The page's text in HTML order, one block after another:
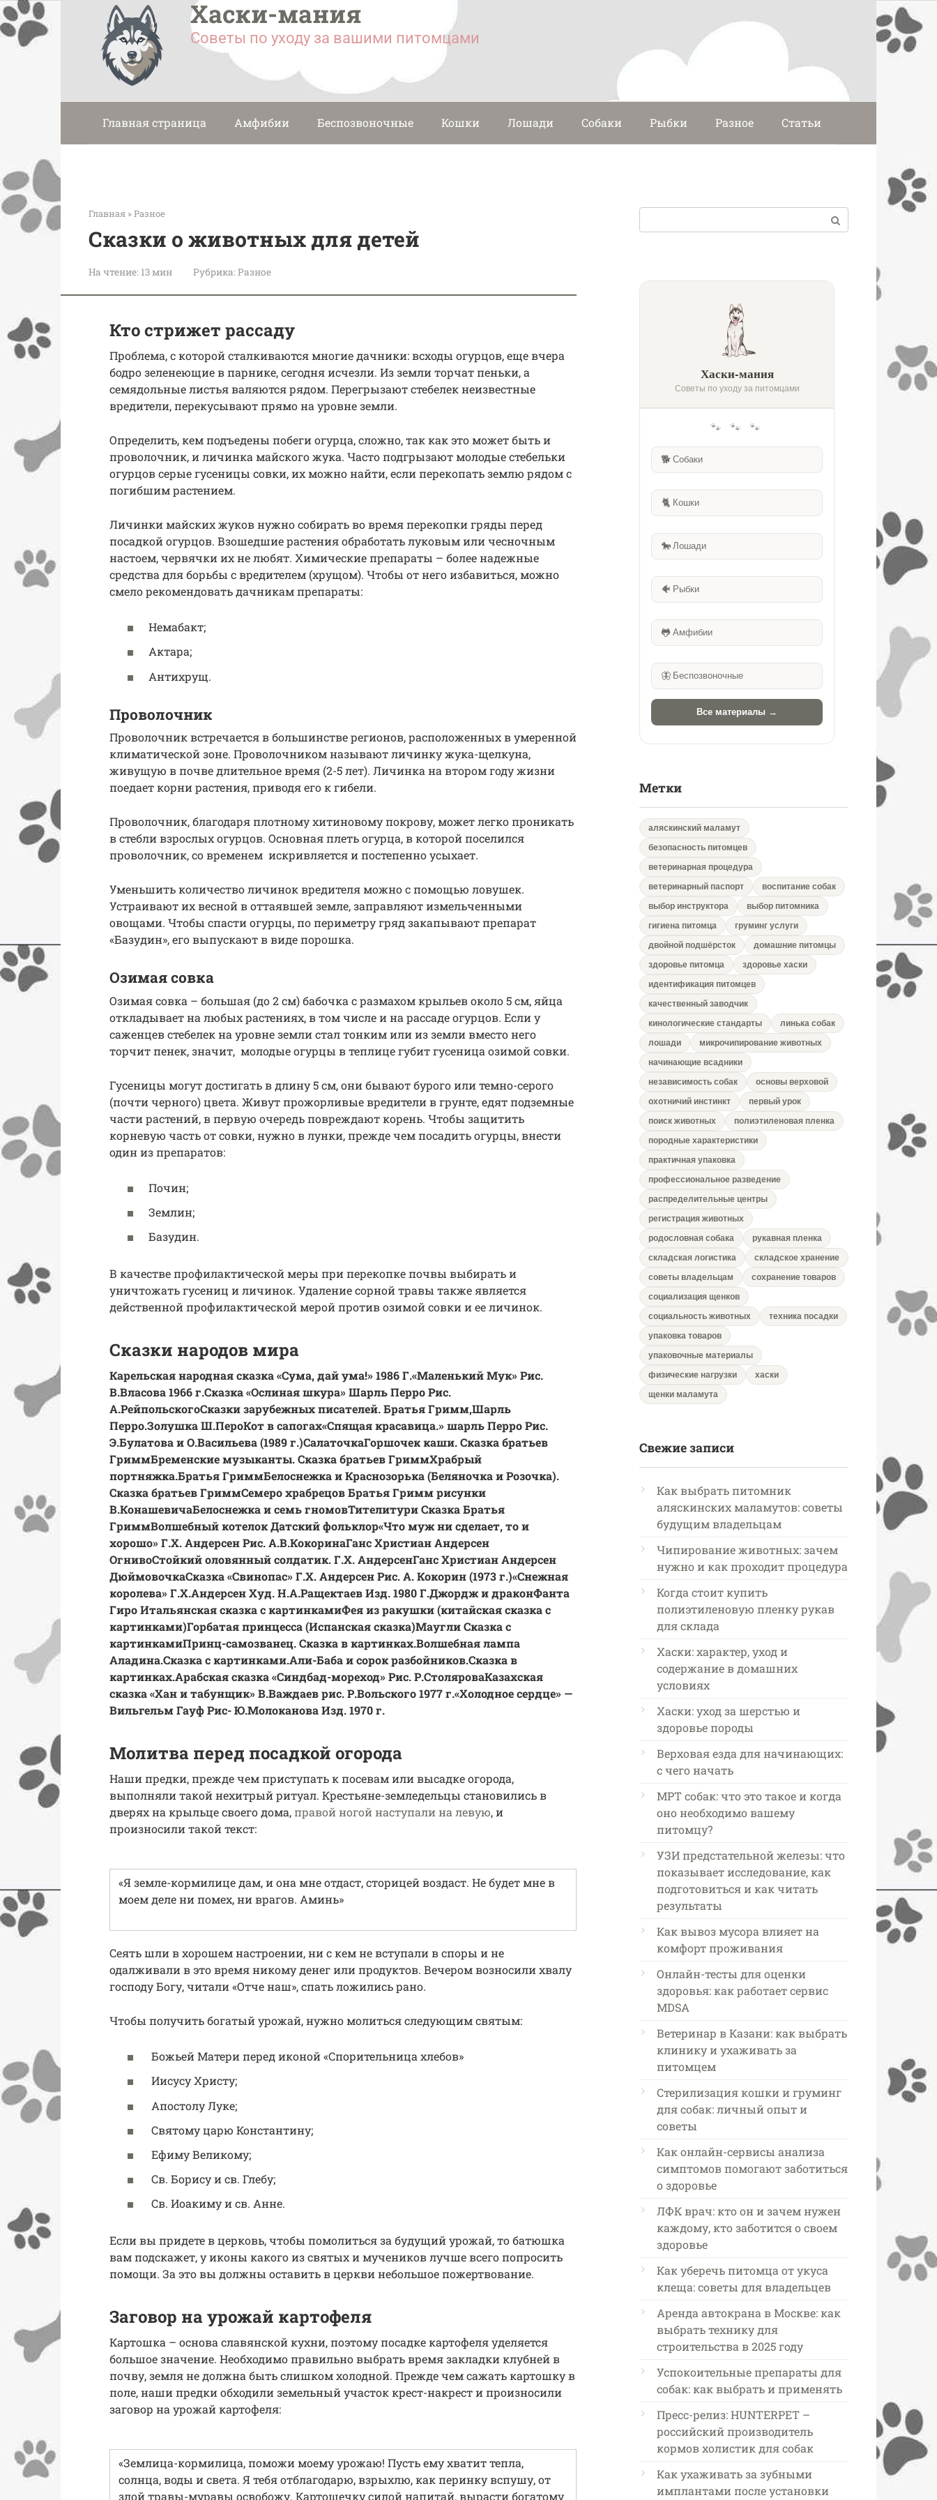
Перейти
к
контенту
Хаски-мания
Советы по уходу за вашими питомцами
Главная страница Амфибии Беспозвоночные Кошки Лошади Собаки Рыбки Разное Статьи
Главная »Разное
Сказки о животных для детей
На чтение: 13 мин Рубрика:Разное
Кто стрижет рассаду
Проблема, с которой сталкиваются многие дачники: всходы огурцов, еще вчера
бодро зеленеющие в парнике, сегодня исчезли. Из земли торчат пеньки, а
семядольные листья валяются рядом. Перегрызают стебелек неизвестные
вредители, перекусывают прямо на уровне земли.
Определить, кем подъедены побеги огурца, сложно, так как это может быть и
проволочник, и личинка майского жука. Часто подгрызают молодые стебельки
огурцов серые гусеницы совки, их можно найти, если перекопать землю рядом с
погибшим растением.
Личинки майских жуков нужно собирать во время перекопки гряды перед
посадкой огурцов. Взошедшие растения обработать луковым или чесночным
настоем, червячки их не любят. Химические препараты – более надежные
средства для борьбы с вредителем (хрущом). Чтобы от него избавиться, можно
смело рекомендовать дачникам препараты:
Немабакт;
Актара;
Антихрущ.
Проволочник
Проволочник встречается в большинстве регионов, расположенных в умеренной
климатической зоне. Проволочником называют личинку жука-щелкуна,
живущую в почве длительное время (2-5 лет). Личинка на втором году жизни
поедает корни растения, приводя его к гибели.
Проволочник, благодаря плотному хитиновому покрову, может легко проникать
в стебли взрослых огурцов. Основная плеть огурца, в которой поселился
проволочник, со временем искривляется и постепенно усыхает.
Уменьшить количество личинок вредителя можно с помощью ловушек.
Устраивают их весной в оттаявшей земле, заправляют измельченными
овощами. Чтобы спасти огурцы, по периметру гряд закапывают препарат
«Базудин», его выпускают в виде порошка.
Озимая совка
Озимая совка – большая (до 2 см) бабочка с размахом крыльев около 5 см, яйца
откладывает на любых растениях, в том числе и на рассаде огурцов. Если у
саженцев стебелек на уровне земли стал тонким или из земли вместо него
торчит пенек, значит, молодые огурцы в теплице губит гусеница озимой совки.
Гусеницы могут достигать в длину 5 см, они бывают бурого или темно-серого
(почти черного) цвета. Живут прожорливые вредители в грунте, едят подземные
части растений, в первую очередь повреждают корень. Чтобы защитить
корневую часть от совки, нужно в лунки, прежде чем посадить огурцы, внести
один из препаратов:
Почин;
Землин;
Базудин.
В качестве профилактической меры при перекопке почвы выбирать и
уничтожать гусениц и личинок. Удаление сорной травы также является
действенной профилактической мерой против озимой совки и ее личинок.
Сказки народов мира
Карельская народная сказка «Сума, дай ума!» 1986 Г.«Маленький Мук» Рис.
В.Власова 1966 г.Сказка «Ослиная шкура» Шарль Перро Рис.
А.РейпольскогоСказки зарубежных писателей. Братья Гримм,Шарль
Перро.Золушка Ш.ПероКот в сапогах«Спящая красавица.» шарль Перро Рис.
Э.Булатова и О.Васильева (1989 г.)СалаточкаГоршочек каши. Сказка братьев
ГриммБременские музыканты. Сказка братьев ГриммХрабрый
портняжка.Братья ГриммБелоснежка и Краснозорька (Беляночка и Розочка).
Сказка братьев ГриммСемеро храбрецов Братья Гримм рисунки
В.КонашевичаБелоснежка и семь гномовТителитури Сказка Братья
ГриммВолшебный котелок Датский фольклор«Что муж ни сделает, то и
хорошо» Г.Х. Андерсен Рис. А.В.КокоринаГанс Христиан Андерсен
ОгнивоСтойкий оловянный солдатик. Г.Х. АндерсенГанс Христиан Андерсен
ДюймовочкаСказка «Свинопас» Г.Х. Андерсен Рис. А. Кокорин (1973 г.)«Снежная
королева» Г.Х.Андерсен Худ. Н.А.Ращектаев Изд. 1980 Г.Джордж и драконФанта
Гиро Итальянская сказка с картинкамиФея из ракушки (китайская сказка с
картинками)Горбатая принцесса (Испанская сказка)Маугли Сказка с
картинкамиПринц-самозванец. Сказка в картинках.Волшебная лампа
Аладина.Сказка с картинками.Али-Баба и сорoк разбойников.Сказка в
картинках.Арабская сказка «Синдбад-мореход» Рис. Р.СтоляроваКазахская
сказка «Хан и табунщик» В.Важдаев рис. Р.Вольского 1977 г.«Холодное сердце» —
Вильгельм Гауф Рис- Ю.Молоканова Изд. 1970 г.
Молитва перед посадкой огорода
Наши предки, прежде чем приступать к посевам или высадке огорода,
выполняли такой нехитрый ритуал. Крестьяне-земледельцы становились в
дверях на крыльце своего дома, правой ногой наступали на левую, и
произносили такой текст:
«Я земле-кормилице дам, и она мне отдаст, сторицей воздаст. Не будет мне в
моем деле ни помех, ни врагов. Аминь»
Cеять шли в хорошем настроении, ни с кем не вступали в споры и не
одалживали в это время никому денег или продуктов. Вечером возносили хвалу
господу Богу, читали «Отче наш», спать ложились рано.
Чтобы получить богатый урожай, нужно молиться следующим святым:
Божьей Матери перед иконой «Спорительница хлебов»
Иисусу Христу;
Апостолу Луке;
Святому царю Константину;
Ефиму Великому;
Св. Борису и св. Глебу;
Св. Иоакиму и св. Анне.
Если вы придете в церковь, чтобы помолиться за будущий урожай, то батюшка
вам подскажет, у иконы какого из святых и мучеников лучше всего попросить
помощи. За это вы должны оставить в церкви небольшое пожертвование.
Заговор на урожай картофеля
Картошка – основа славянской кухни, поэтому посадке картофеля уделяется
большое значение. Необходимо правильно выбрать время закладки клубней в
почву, земля не должна быть слишком холодной. Прежде чем сажать картошку в
поле, наши предки обходили земельный участок крест-накрест и произносили
заговор на урожай картофеля:
«Землица-кормилица, поможи моему урожаю! Пусть ему хватит тепла,
солнца, воды и света. Я тебя отблагодарю, взрыхлю, как перинку вспушу, от
злой травы-муравы освобожу. Картошечку силой напитай, вырасти богатому
Хаски-мания
Советы по уходу за питомцами
🐾 🐾 🐾
🐕 Собаки
🐈 Кошки
🐎 Лошади
🐠 Рыбки
🐸 Амфибии
🦋 Беспозвоночные
Все материалы →
Метки
аляскинский маламут
безопасность питомцев
ветеринарная процедура
ветеринарный паспорт
воспитание собак
выбор инструктора
выбор питомника
гигиена питомца
груминг услуги
двойной подшёрсток
домашние питомцы
здоровье питомца
здоровье хаски
идентификация питомцев
качественный заводчик
кинологические стандарты
линька собак
лошади
микрочипирование животных
начинающие всадники
независимость собак
основы верховой
охотничий инстинкт
первый урок
поиск животных
полиэтиленовая пленка
породные характеристики
практичная упаковка
профессиональное разведение
распределительные центры
регистрация животных
родословная собака
рукавная пленка
складская логистика
складское хранение
советы владельцам
сохранение товаров
социализация щенков
социальность животных
техника посадки
упаковка товаров
упаковочные материалы
физические нагрузки
хаски
щенки маламута
Свежие записи
Как выбрать питомник
аляскинских маламутов: советы
будущим владельцам
Чипирование животных: зачем
нужно и как проходит процедура
Когда стоит купить
полиэтиленовую пленку рукав
для склада
Хаски: характер, уход и
содержание в домашних
условиях
Хаски: уход за шерстью и
здоровье породы
Верховая езда для начинающих:
с чего начать
МРТ собак: что это такое и когда
оно необходимо вашему
питомцу?
УЗИ предстательной железы: что
показывает исследование, как
подготовиться и как читать
результаты
Как вывоз мусора влияет на
комфорт проживания
Онлайн-тесты для оценки
здоровья: как работает сервис
MDSA
Ветеринар в Казани: как выбрать
клинику и ухаживать за
питомцем
Стерилизация кошки и груминг
для собак: личный опыт и
советы
Как онлайн-сервисы анализа
симптомов помогают заботиться
о здоровье
ЛФК врач: кто он и зачем нужен
каждому, кто заботится о своем
здоровье
Как уберечь питомца от укуса
клеща: советы для владельцев
Аренда автокрана в Москве: как
выбрать технику для
строительства в 2025 году
Успокоительные препараты для
собак: как выбрать и применять
Пресс-релиз: HUNTERPET –
российский производитель
кормов холистик для собак
Как ухаживать за зубными
имплантами после установки